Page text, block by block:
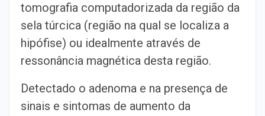
tomografia computadorizada da região da
sela túrcica (região na qual se localiza a
hipófise) ou idealmente através de
ressonância magnética desta região.
Detectado o adenoma e na presença de
sinais e sintomas de aumento da